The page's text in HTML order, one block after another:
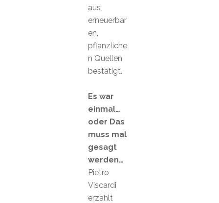
aus
erneuerbar
en,
pflanzliche
n Quellen
bestätigt.
Es war
einmal…
oder Das
muss mal
gesagt
werden…
Pietro
Viscardi
erzählt